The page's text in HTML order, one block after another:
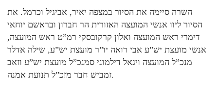
השרה סיימה את הסיור במצפה יאיר, אביגיל וכרמל. את
הסיור ליוו אנשי המועצה האזורית הר חברון ובראשם יוחאי
דימרי ראש המועצה ואלון קרקובסקי רמ”ט ראש המועצה,
אנשי מועצת יש”ע אבי רואה יו”ר מועצת יש”ע, שילה אדלר
מנכ”ל המועצה ויגאל דילמוני סמנכ”ל מועצת יש”ע וזאב
זמביש חבר מזכ”ל תנועת אמנה.